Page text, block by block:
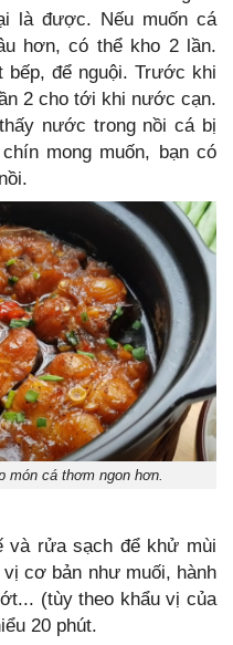
là được. Nếu muốn cá
hơn, có thể kho 2 lần.
để nguội. Trước khi
2 cho tới khi nước cạn.
nước trong nồi cá bị
mong muốn, bạn có
món cá thơm ngon hơn.
và rửa sạch để khử mùi
cơ bản như muối, hành
(tùy theo khẩu vị của
20 phút.